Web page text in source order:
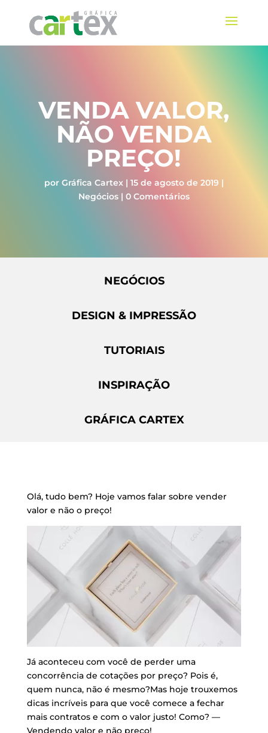
VENDA VALOR,
NÃO VENDA
PREÇO!
por Gráfica Cartex| 15 de agosto de 2019 |
Negócios| 0 Comentários
NEGÓCIOS
DESIGN & IMPRESSÃO
TUTORIAIS
INSPIRAÇÃO
GRÁFICA CARTEX
Olá, tudo bem? Hoje vamos falar sobre vender
valor e não o preço!
Já aconteceu com você de perder uma
concorrência de cotações por preço? Pois é,
quem nunca, não é mesmo?Mas hoje trouxemos
dicas incríveis para que você comece a fechar
mais contratos e com o valor justo! Como? —
Vendendo valor e não preço!